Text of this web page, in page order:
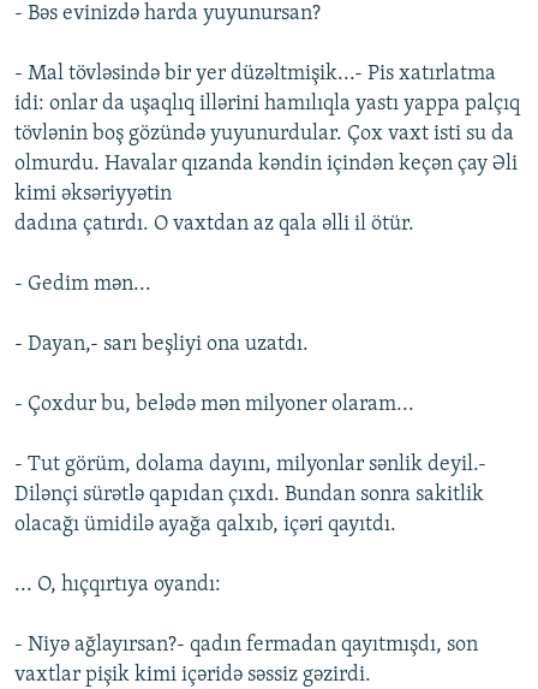
- Bəs evinizdə harda yuyunursan?
- Mal tövləsində bir yer düzəltmişik...- Pis xatırlatma
idi: onlar da uşaqlıq illərini hamılıqla yastı yappa palçıq
tövlənin boş gözündə yuyunurdular. Çox vaxt isti su da
olmurdu. Havalar qızanda kəndin içindən keçən çay Əli
kimi əksəriyyətin
dadına çatırdı. O vaxtdan az qala əlli il ötür.
- Gedim mən...
- Dayan,- sarı beşliyi ona uzatdı.
- Çoxdur bu, belədə mən milyoner olaram...
- Tut görüm, dolama dayını, milyonlar sənlik deyil.-
Dilənçi sürətlə qapıdan çıxdı. Bundan sonra sakitlik
olacağı ümidilə ayağa qalxıb, içəri qayıtdı.
... O, hıçqırtıya oyandı:
- Niyə ağlayırsan?- qadın fermadan qayıtmışdı, son
vaxtlar pişik kimi içəridə səssiz gəzirdi.